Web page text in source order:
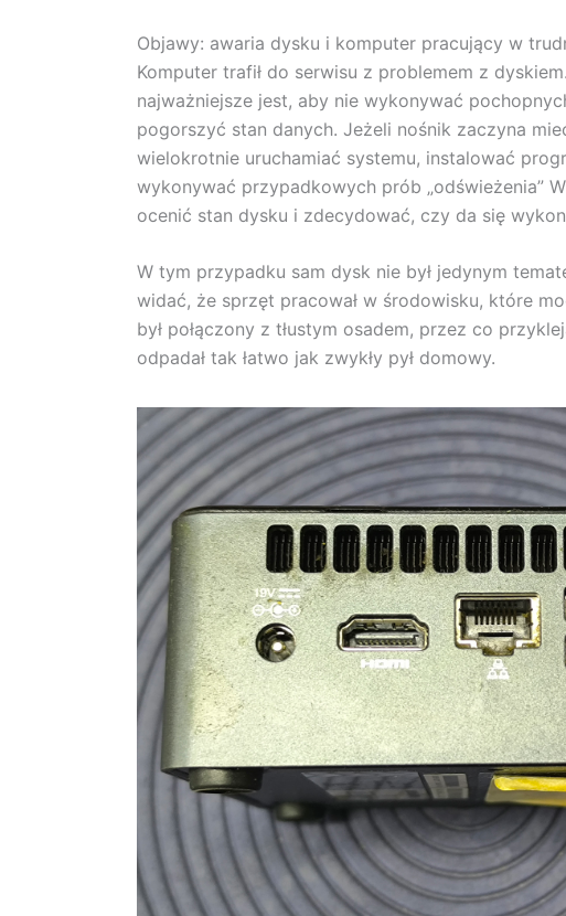
Objawy: awaria dysku i komputer pracujący w
Komputer trafił do serwisu z problemem z
najważniejsze jest, aby nie wykonywać
pogorszyć stan danych. Jeżeli nośnik zaczyna
wielokrotnie uruchamiać systemu, instalować
wykonywać przypadkowych prób „odświeżenia”
ocenić stan dysku i zdecydować, czy da się
W tym przypadku sam dysk nie był jedynym
widać, że sprzęt pracował w środowisku, które
był połączony z tłustym osadem, przez co
odpadał tak łatwo jak zwykły pył domowy.